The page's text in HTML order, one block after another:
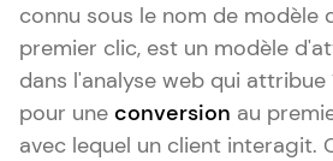
connu sous le nom de modèle
premier clic, est un modèle
dans l'analyse web qui
pour une conversion au
avec lequel un client interagit.